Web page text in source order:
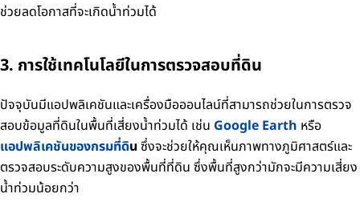
ช่วยลดโอกาสที่จะเกิดน้ำท่วมได้
3. การใช้เทคโนโลยีในการตรวจสอบที่ดิน
ปัจจุบันมีแอปพลิเคชันและเครื่องมือออนไลน์ที่สามารถช่วยในการตรวจ
สอบข้อมูลที่ดินในพื้นที่เสี่ยงน้ำท่วมได้ เช่น Google Earth หรือ
แอปพลิเคชันของกรมที่ดิน ซึ่งจะช่วยให้คุณเห็นภาพทางภูมิศาสตร์และ
ตรวจสอบระดับความสูงของพื้นที่ที่ดิน ซึ่งพื้นที่สูงกว่ามักจะมีความเสี่ยง
น้ำท่วมน้อยกว่า